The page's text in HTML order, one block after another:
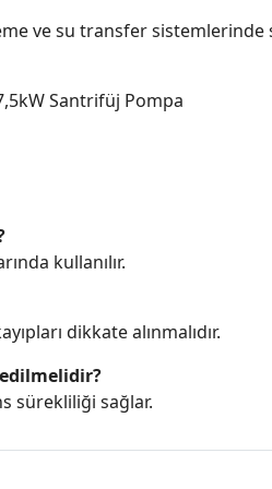
ve su transfer sistemlerinde
Santrifüj Pompa
kullanılır.
dikkate alınmalıdır.
sürekliliği sağlar.